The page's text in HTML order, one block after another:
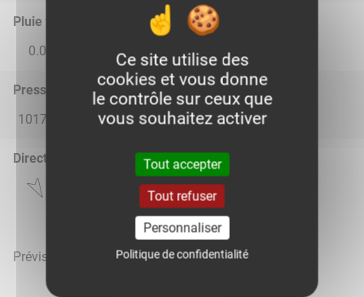
Pluie total
0.0
0.02 0.0
Pression atmosphérique (hPa)
1017.0
1017.0 1017.0 1017.0 1017.0
Direction du vent
Prévisions météo mises à jour le 8 août 2026 à 08h
Ce site utilise des
cookies et vous donne
le contrôle sur ceux que
vous souhaitez activer
Tout accepter
Tout refuser
Personnaliser
Politique de confidentialité